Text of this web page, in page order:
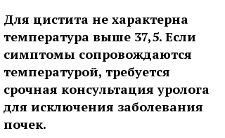
Для цистита не характерна
температура выше 37,5. Если
симптомы сопровождаются
температурой, требуется
срочная консультация уролога
для исключения заболевания
почек.